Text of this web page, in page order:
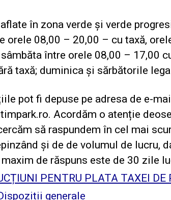
în zona verde și verde
orele 08,00 – 20,00 – cu taxă,
între orele 08,00 – 17,00
taxă; duminica și sărbătorile
pot fi depuse pe adresa de e-
Acordăm o atenție
să raspundem în cel mai
și de de volumul de lucru,
de răspuns este de 30 zile
PENTRU PLATA TAXEI DE
generale